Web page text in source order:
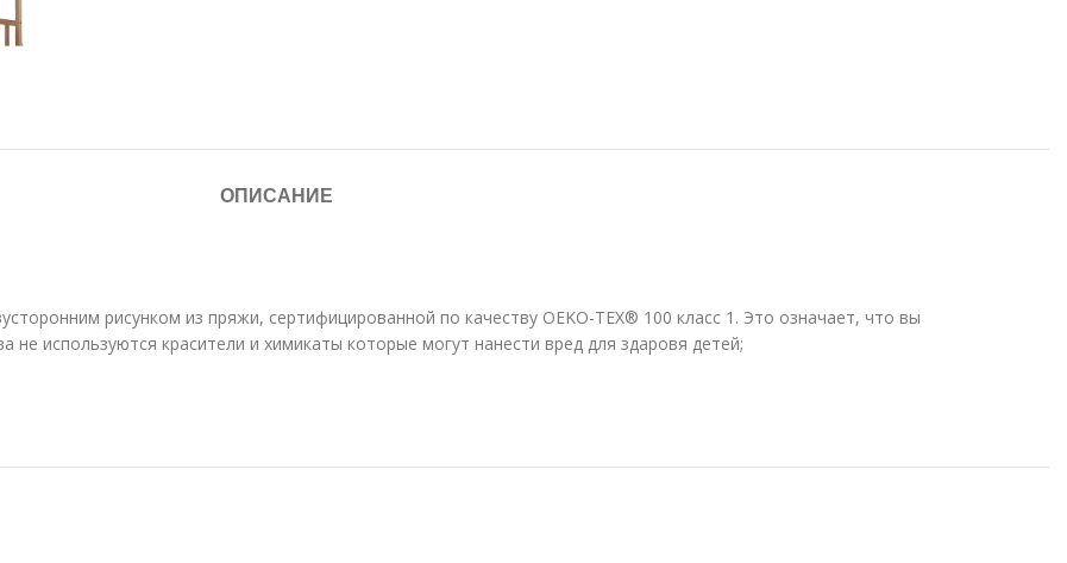
ОПИСАНИЕ
рисунком из пряжи, сертифицированной по качеству OEKO-TEX® 100 класс 1. Это означает, что вы
используются красители и химикаты которые могут нанести вред для здаровя детей;